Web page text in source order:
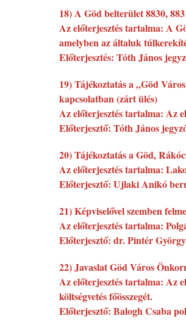
18) A Göd belterület 8830,
Az előterjesztés tartalma: A
amelyben az általuk
Előterjesztés: Tóth János
19) Tájékoztatás a „Göd
kapcsolatban (zárt ülés)
Az előterjesztés tartalma: Az
Előterjesztő: Tóth János
20) Tájékoztatás a Göd,
Az előterjesztés tartalma:
Előterjesztő: Ujlaki Anikó
21) Képviselővel szemben
Az előterjesztés tartalma:
Előterjesztő: dr. Pintér
22) Javaslat Göd Város
Az előterjesztés tartalma: Az
költségvetés főösszegét.
Előterjesztő: Balogh Csaba